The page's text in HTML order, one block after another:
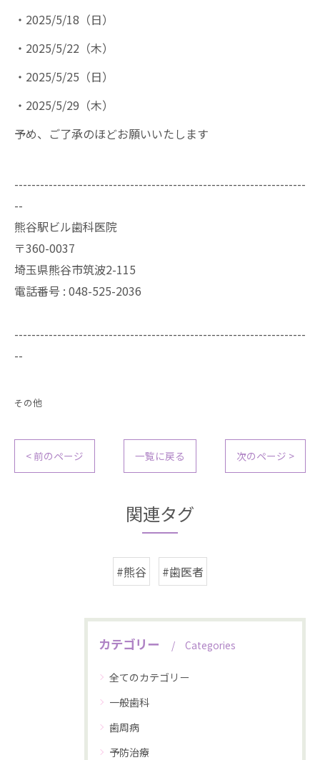
・2025/5/18（日）
・2025/5/22（木）
・2025/5/25（日）
・2025/5/29（木）
予め、ご了承のほどお願いいたします
--------------------------------------------------------------------
--
熊谷駅ビル歯科医院
〒360-0037
埼玉県熊谷市筑波2-115
電話番号 : 048-525-2036
--------------------------------------------------------------------
--
その他
< 前のページ 一覧に戻る 次のページ >
関連タグ
#熊谷 #歯医者
カテゴリー Categories
全てのカテゴリー
一般歯科
歯周病
予防治療